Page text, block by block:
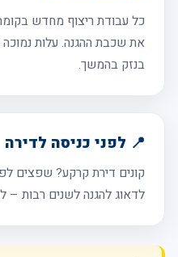
כל עבודת ריצוף מחדש
את שכבת ההגנה. עלות
בנזק בהמשך.
📍 לפני כניסה לדירה
קונים דירת קרקע? שפצים
לדאוג להגנה לשנים רבות –